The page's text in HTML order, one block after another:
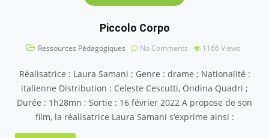
Piccolo Corpo
Ressources Pédagogiques No Comments 1166 Views
Réalisatrice : Laura Samani ; Genre : drame ; Nationalité :
italienne Distribution : Celeste Cescutti, Ondina Quadri ;
Durée : 1h28mn ; Sortie : 16 février 2022 A propose de son
film, la réalisatrice Laura Samani s’exprime ainsi :